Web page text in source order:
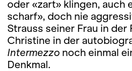
oder «zart» klingen, auch
scharf», doch nie
Strauss seiner Frau in der
Christine in der
Intermezzo noch einmal
Denkmal.